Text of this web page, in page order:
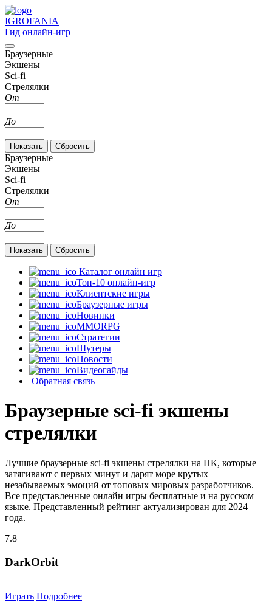
IGROFANIA
Гид онлайн-игр
Браузерные
Экшены
Sci-fi
Стрелялки
От
До
Браузерные
Экшены
Sci-fi
Стрелялки
От
До
Каталог онлайн игр
Топ-10 онлайн-игр
Клиентские игры
Браузерные игры
Новинки
MMORPG
Стратегии
Шутеры
Новости
Видеогайды
Обратная связь
Браузерные sci-fi экшены
стрелялки
Лучшие браузерные sci-fi экшены стрелялки на ПК, которые
затягивают с первых минут и дарят море крутых
незабываемых эмоций от топовых мировых разработчиков.
Все представленные онлайн игры бесплатные и на русском
языке. Представленный рейтинг актуализирован для 2024
года.
7.8
DarkOrbit
Играть Подробнее